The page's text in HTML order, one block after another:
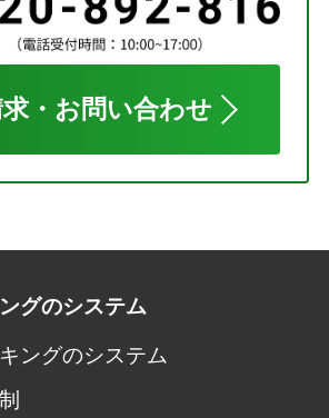
・お問い合わせ
グのシステム
ングのシステム